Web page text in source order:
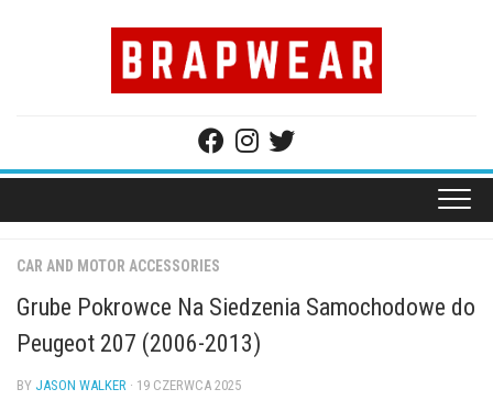
CAR AND MOTOR ACCESSORIES
Grube Pokrowce Na Siedzenia Samochodowe do
Peugeot 207 (2006-2013)
BY JASON WALKER · 19 CZERWCA 2025